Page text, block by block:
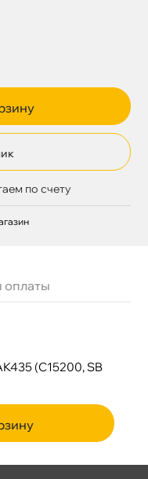
по счету
(C15200, SB